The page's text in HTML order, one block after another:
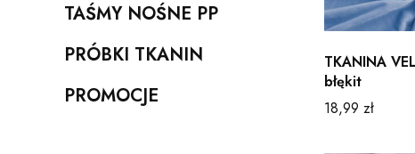
Kategoria - TAŚMY NOŚNE PP
TAŚMY NOŚNE PP
Kategoria - PRÓBKI TKANIN
PRÓBKI TKANIN
Kategoria - PROMOCJE
PROMOCJE
TKANINA
błękit
Cena
18,99 zł